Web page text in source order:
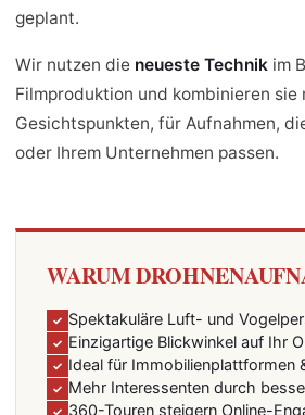
geplant.
Wir nutzen die neueste Technik im
Filmproduktion und kombinieren
Gesichtspunkten, für Aufnahmen,
oder Ihrem Unternehmen passen.
WARUM
Spektakuläre Luft- und
Einzigartige Blickwinkel auf Ihr
Ideal für Immobilienplattformen
Mehr Interessenten durch
360-Touren steigern Online-